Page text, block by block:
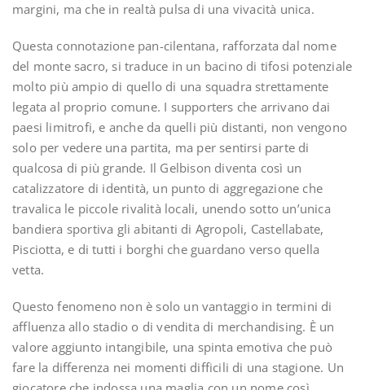
margini, ma che in realtà pulsa di una vivacità unica.
Questa connotazione pan-cilentana, rafforzata dal nome
del monte sacro, si traduce in un bacino di tifosi potenziale
molto più ampio di quello di una squadra strettamente
legata al proprio comune. I supporters che arrivano dai
paesi limitrofi, e anche da quelli più distanti, non vengono
solo per vedere una partita, ma per sentirsi parte di
qualcosa di più grande. Il Gelbison diventa così un
catalizzatore di identità, un punto di aggregazione che
travalica le piccole rivalità locali, unendo sotto un’unica
bandiera sportiva gli abitanti di Agropoli, Castellabate,
Pisciotta, e di tutti i borghi che guardano verso quella
vetta.
Questo fenomeno non è solo un vantaggio in termini di
affluenza allo stadio o di vendita di merchandising. È un
valore aggiunto intangibile, una spinta emotiva che può
fare la differenza nei momenti difficili di una stagione. Un